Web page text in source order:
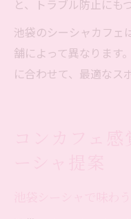
と、トラブル防止にも
池袋のシーシャカフェ
舗によって異なります
に合わせて、最適なス